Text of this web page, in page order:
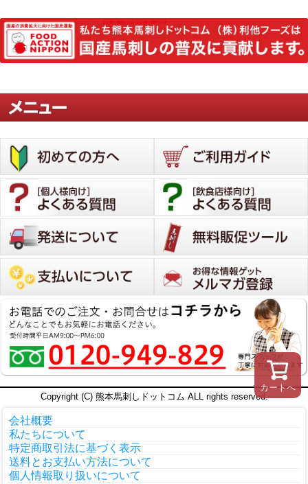
カートへ
Copyright (C) 熊本馬刺しドットコム ALL rights reserved.
会社概要
私たちについて
特定商取引法に基づく表示
送料とお支払い方法について
個人情報取り扱いについて